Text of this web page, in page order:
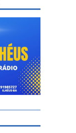
desenvolvimento do
empreendedorismo